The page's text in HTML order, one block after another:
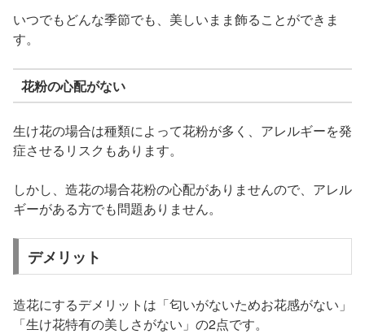
いつでもどんな季節でも、美しいまま飾ることができま
す。
花粉の心配がない
生け花の場合は種類によって花粉が多く、アレルギーを発
症させるリスクもあります。
しかし、造花の場合花粉の心配がありませんので、アレル
ギーがある方でも問題ありません。
デメリット
造花にするデメリットは「匂いがないためお花感がない」
「生け花特有の美しさがない」の2点です。